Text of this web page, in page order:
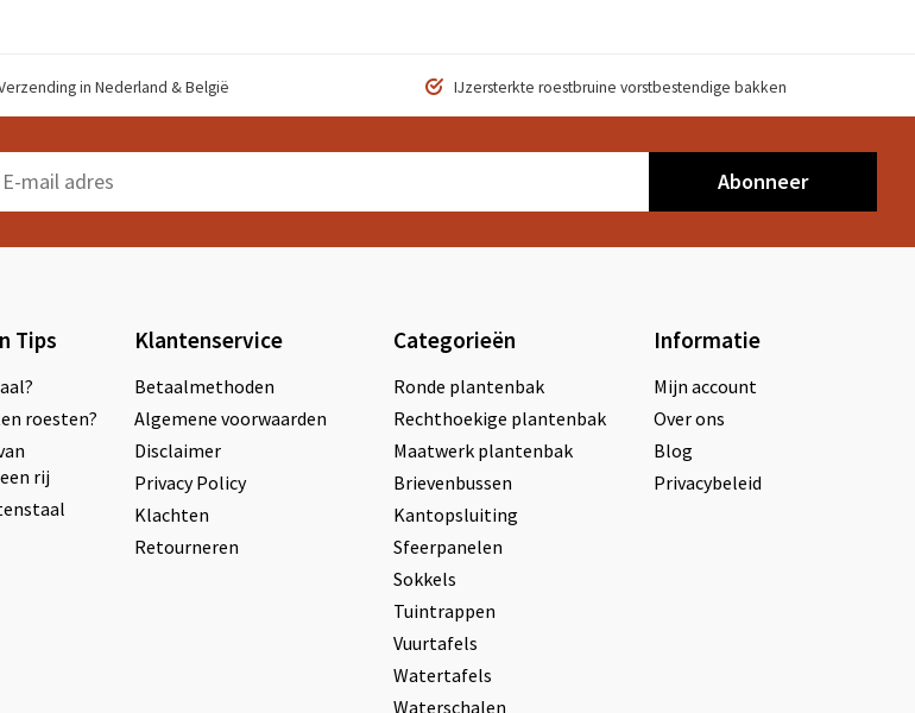
in Nederland & België IJzersterkte roestbruine vorstbestendige bakken
Abonneer
Tips
roesten?
rij
Klantenservice
Betaalmethoden
Algemene voorwaarden
Disclaimer
Privacy Policy
Klachten
Retourneren
Categorieën
Ronde plantenbak
Rechthoekige plantenbak
Maatwerk plantenbak
Brievenbussen
Kantopsluiting
Sfeerpanelen
Sokkels
Tuintrappen
Vuurtafels
Watertafels
Waterschalen
Informatie
Mijn account
Over ons
Blog
Privacybeleid